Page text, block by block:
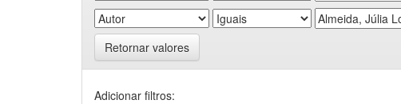
Retornar valores
Adicionar filtros: